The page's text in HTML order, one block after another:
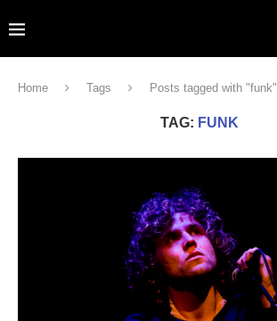
Home Tags Posts tagged with "funk"
TAG: FUNK